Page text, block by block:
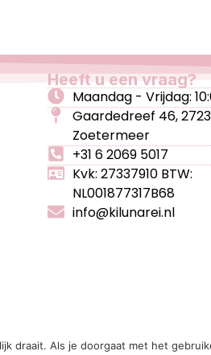
Heeft u een vraag?
Maandag - Vrijdag:
Gaardedreef 46,
Zoetermeer
+31 6 2069 5017
Kvk: 27337910 BTW:
NL001877317B68
info@kilunarei.nl
& realisatie: Van der
draait. Als je doorgaat met het